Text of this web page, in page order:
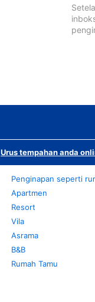
Urus tempahan anda
Penginapan seperti
Apartmen
Resort
Vila
Asrama
B&B
Rumah Tamu